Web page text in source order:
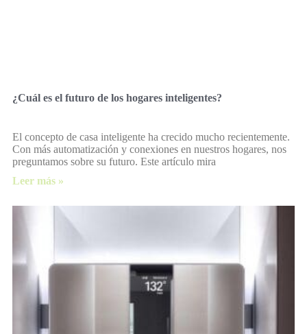
¿Cuál es el futuro de los hogares inteligentes?
El concepto de casa inteligente ha crecido mucho recientemente.
Con más automatización y conexiones en nuestros hogares, nos
preguntamos sobre su futuro. Este artículo mira
Leer más »